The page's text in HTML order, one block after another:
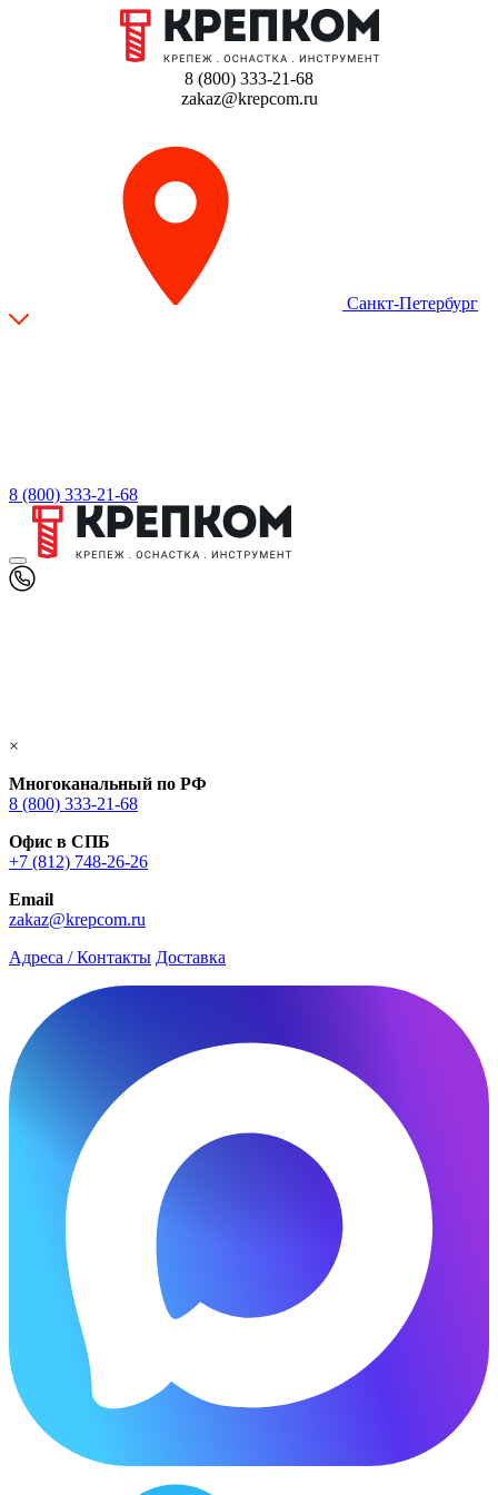
8 (800) 333-21-68
zakaz@krepcom.ru
Санкт-Петербург
8 (800) 333-21-68
×
Многоканальный по РФ
8 (800) 333‑21-68
Офис в СПБ
+7 (812) 748‑26-26
Email
zakaz@krepcom.ru
Адреса / Контакты Доставка